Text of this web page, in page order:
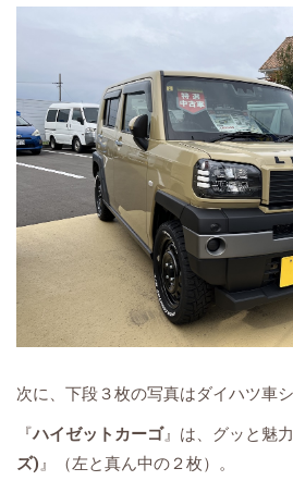
次に、下段３枚の写真はダイハツ車シ
『ハイゼットカーゴ』は、グッと魅
ズ)』（左と真ん中の２枚）。